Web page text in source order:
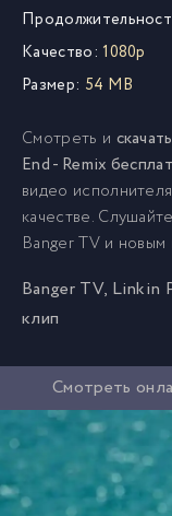
Качество: 1080p
Размер: 54 MB
Смотреть и
End - Remix
видео
качестве.
Banger TV и новым
Banger TV, Linkin
клип
Смотреть